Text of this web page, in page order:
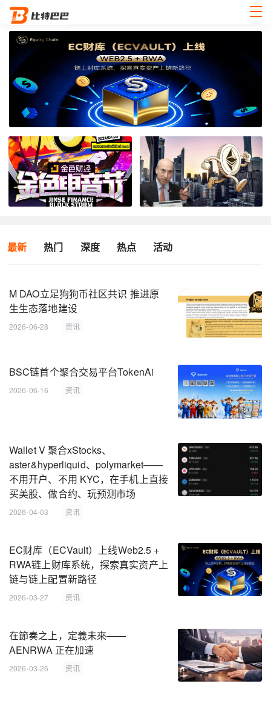
最新 热门 深度 热点 活动
M DAO立足狗狗币社区共识 推进原
生生态落地建设
2026-06-28 资讯
BSC链首个聚合交易平台TokenAi
2026-06-16 资讯
Wallet V 聚合xStocks、
aster&hyperliquid、polymarket——
不用开户、不用 KYC，在手机上直接
买美股、做合约、玩预测市场
2026-04-03 资讯
EC财库（ECVault）上线Web2.5 +
RWA链上财库系统，探索真实资产上
链与链上配置新路径
2026-03-27 资讯
在節奏之上，定義未來——
AENRWA 正在加速
2026-03-26 资讯